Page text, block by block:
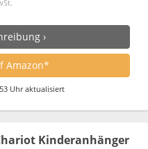
›
Amazon*
Uhr aktualisiert
Kinderanhänger